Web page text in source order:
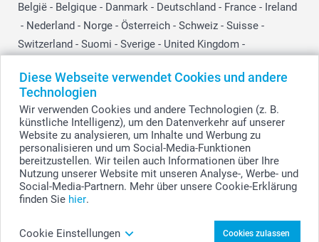
Diese Webseite verwendet Cookies und andere
Technologien
Wir verwenden Cookies und andere Technologien (z. B.
künstliche Intelligenz), um den Datenverkehr auf unserer
Website zu analysieren, um Inhalte und Werbung zu
personalisieren und um Social-Media-Funktionen
bereitzustellen. Wir teilen auch Informationen über Ihre
Nutzung unserer Website mit unseren Analyse-, Werbe- und
Social-Media-Partnern. Mehr über unsere Cookie-Erklärung
finden Sie hier.
Cookie Einstellungen Cookies zulassen
België - Belgique - Danmark - Deutschland - France - Ireland
- Nederland - Norge - Österreich - Schweiz - Suisse -
Switzerland - Suomi - Sverige - United Kingdom -
Other Countries
© smartphoto Group. Alle Rechte vorbehalten.
Alle Preise verstehen sich in EURO (€) inkl. MwSt. und zzgl. Versandkosten.